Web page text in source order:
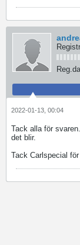
2022-01-13, 00:04
Tack alla för
det blir.
Tack Carlspecial